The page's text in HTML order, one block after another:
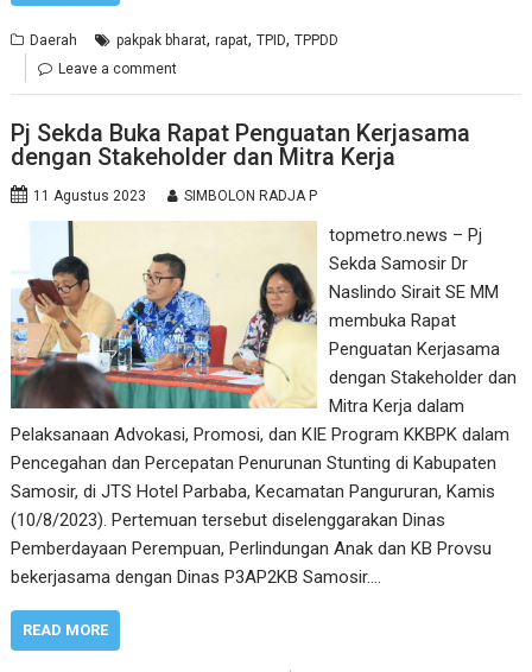
Daerah pakpak bharat,rapat,TPID,TPPDD
Leave a comment
Pj Sekda Buka Rapat Penguatan Kerjasama
dengan Stakeholder dan Mitra Kerja
11 Agustus 2023 SIMBOLON RADJA P
topmetro.news – Pj
Sekda Samosir Dr
Naslindo Sirait SE MM
membuka Rapat
Penguatan Kerjasama
dengan Stakeholder dan
Mitra Kerja dalam
Pelaksanaan Advokasi, Promosi, dan KIE Program KKBPK dalam
Pencegahan dan Percepatan Penurunan Stunting di Kabupaten
Samosir, di JTS Hotel Parbaba, Kecamatan Pangururan, Kamis
(10/8/2023). Pertemuan tersebut diselenggarakan Dinas
Pemberdayaan Perempuan, Perlindungan Anak dan KB Provsu
bekerjasama dengan Dinas P3AP2KB Samosir.…
READ MORE